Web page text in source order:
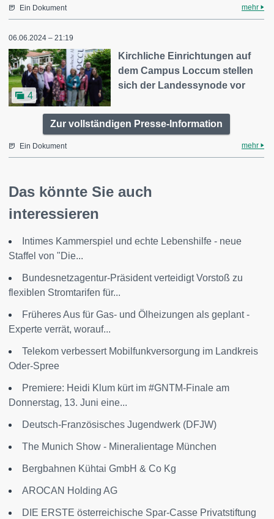
Ein Dokument mehr
06.06.2024 – 21:19
4
Kirchliche Einrichtungen auf
dem Campus Loccum stellen
sich der Landessynode vor
Zur vollständigen Presse-Information
Ein Dokument mehr
Das könnte Sie auch
interessieren
Intimes Kammerspiel und echte Lebenshilfe - neue
Staffel von "Die...
Bundesnetzagentur-Präsident verteidigt Vorstoß zu
flexiblen Stromtarifen für...
Früheres Aus für Gas- und Ölheizungen als geplant -
Experte verrät, worauf...
Telekom verbessert Mobilfunkversorgung im Landkreis
Oder-Spree
Premiere: Heidi Klum kürt im #GNTM-Finale am
Donnerstag, 13. Juni eine...
Deutsch-Französisches Jugendwerk (DFJW)
The Munich Show - Mineralientage München
Bergbahnen Kühtai GmbH & Co Kg
AROCAN Holding AG
DIE ERSTE österreichische Spar-Casse Privatstiftung